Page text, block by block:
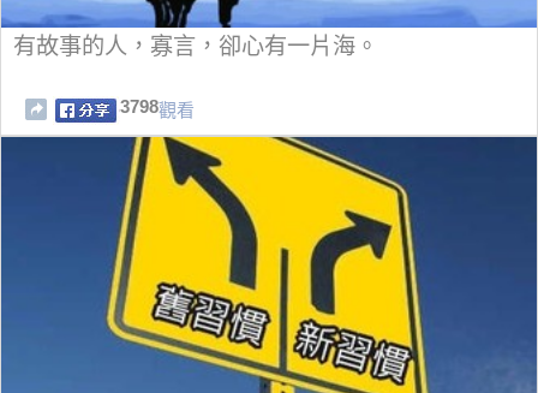
有故事的人，寡言，卻心有一片海。
3798觀看